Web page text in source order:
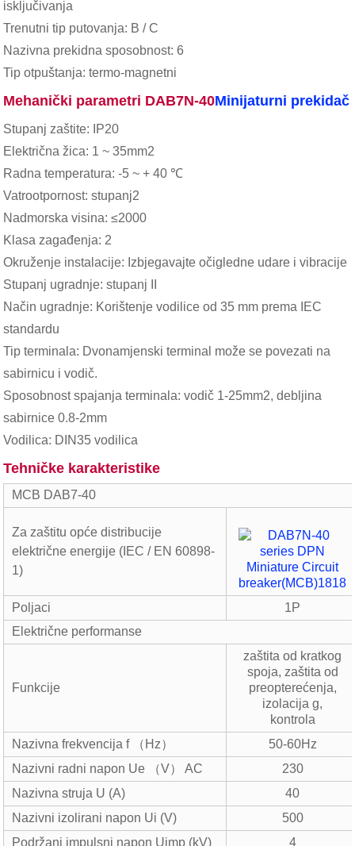
isključivanja
Trenutni tip putovanja: B / C
Nazivna prekidna sposobnost: 6
Tip otpuštanja: termo-magnetni
Mehanički parametri DAB7N-40Minijaturni prekidač
Stupanj zaštite: IP20
Električna žica: 1 ~ 35mm2
Radna temperatura: -5 ~ + 40 ℃
Vatrootpornost: stupanj2
Nadmorska visina: ≤2000
Klasa zagađenja: 2
Okruženje instalacije: Izbjegavajte očigledne udare i vibracije
Stupanj ugradnje: stupanj II
Način ugradnje: Korištenje vodilice od 35 mm prema IEC
standardu
Tip terminala: Dvonamjenski terminal može se povezati na
sabirnicu i vodič.
Sposobnost spajanja terminala: vodič 1-25mm2, debljina
sabirnice 0.8-2mm
Vodilica: DIN35 vodilica
Tehničke karakteristike
MCB DAB7-40
Za zaštitu opće distribucije
električne energije (IEC / EN 60898-
1)
Poljaci
1P
Električne performanse
Funkcije
zaštita od kratkog
spoja, zaštita od
preopterećenja,
izolacija g,
kontrola
Nazivna frekvencija f （Hz）
50-60Hz
Nazivni radni napon Ue （V） AC
230
Nazivna struja U (A)
40
Nazivni izolirani napon Ui (V)
500
Podržani impulsni napon Uimp (kV)
4